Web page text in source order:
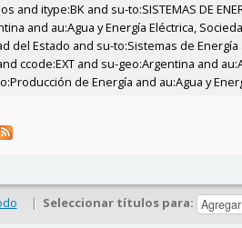
itype:BK and su-to:SISTEMAS DE
and au:Agua y Energía Eléctrica,
del Estado and su-to:Sistemas de
ccode:EXT and su-geo:Argentina and
de Energía and au:Agua y
| Seleccionar títulos para: